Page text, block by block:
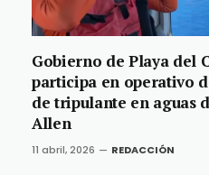
Gobierno de Playa del
participa en operativo
de tripulante en aguas
Allen
11 abril, 2026 REDACCIÓN